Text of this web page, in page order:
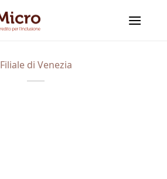
Filiale di Venezia